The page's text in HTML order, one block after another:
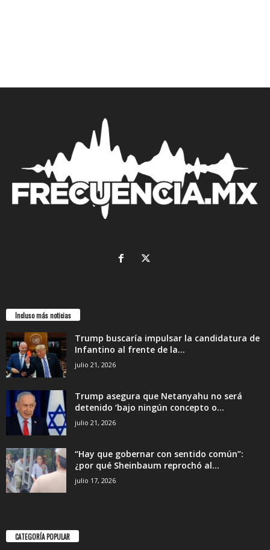
Incluso más noticias
Trump buscaría impulsar la candidatura de
Infantino al frente de la...
julio 21, 2026
Trump asegura que Netanyahu no será
detenido ‘bajo ningún concepto o...
julio 21, 2026
“Hay que gobernar con sentido común”:
¿por qué Sheinbaum reprochó al...
julio 17, 2026
CATEGORÍA POPULAR